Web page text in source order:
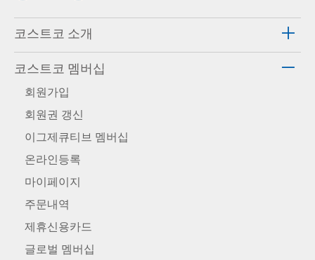
코스트코 소개
코스트코 멤버십
회원가입
회원권 갱신
이그제큐티브 멤버십
온라인등록
마이페이지
주문내역
제휴신용카드
글로벌 멤버십